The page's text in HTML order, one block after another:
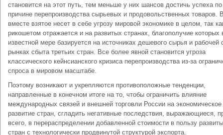
становится на этот путь, тем меньше у них шансов достичь успеха по
причине перепроизводства сырьевых и продовольственных товаров.
вместе взятое несет в себе угрозу мировой экономике в целом, так
рикошетом отражается и на развитых странах, благополучие которых
известной мере базируется на источниках дешевого сырья и рабочей
рынках сбыта третьих стран. Все более явной становится угроза
классического кейнсианского кризиса перепроизводства из-за
спроса в мировом масштабе.
Поэтому возникают и укрепляются противоположные тенденции,
направленные в конечном итоге на то, чтобы ограничить влияние
международных связей и внешней торговли России на экономическое
развитие стран, сгладить негативные последствия, выражающиеся,
всего, в перераспределении добавленной стоимости в пользу
стран с технологически продвинутой структурой экспорта.